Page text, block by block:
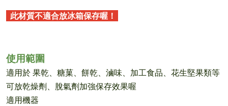
此材質不適合放冰箱保存喔！
使用範圍
適用於 果乾、糖菓、餅乾、滷味、加工食品、花生堅果類等
可放乾燥劑、脫氣劑加強保存效果喔
適用機器